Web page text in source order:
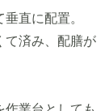
直に配置。
て済み、配膳が